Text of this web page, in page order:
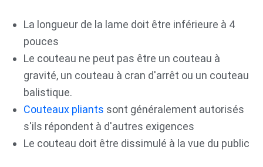
La longueur de la lame doit être inférieure à 4
pouces
Le couteau ne peut pas être un couteau à
gravité, un couteau à cran d'arrêt ou un couteau
balistique.
Couteaux pliants sont généralement autorisés
s'ils répondent à d'autres exigences
Le couteau doit être dissimulé à la vue du public